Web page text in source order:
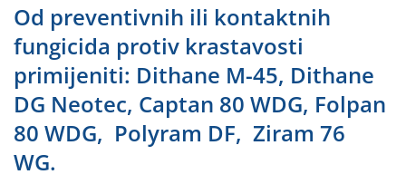
Od preventivnih ili kontaktnih
fungicida protiv krastavosti
primijeniti: Dithane M-45, Dithane
DG Neotec, Captan 80 WDG, Folpan
80 WDG, Polyram DF, Ziram 76
WG.